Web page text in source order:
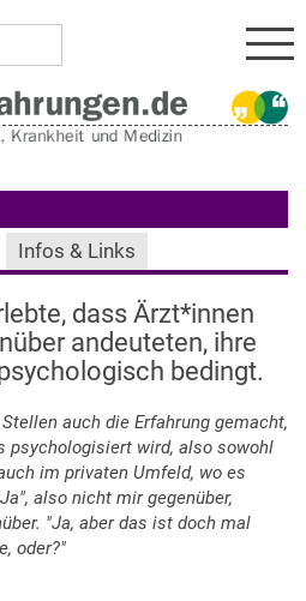
Infos & Links
dass Ärzt*innen
andeuteten, ihre
bedingt.
auch die Erfahrung gemacht,
psychologisiert wird, also sowohl
im privaten Umfeld, wo es
also nicht mir gegenüber,
"Ja, aber das ist doch mal
oder?"